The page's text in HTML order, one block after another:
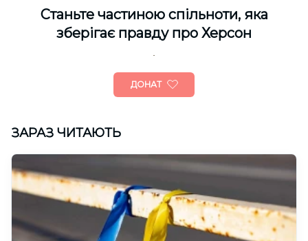
Cтаньте частиною спільноти, яка
зберігає правду про Херсон
ДОНАТ
ЗАРАЗ ЧИТАЮТЬ